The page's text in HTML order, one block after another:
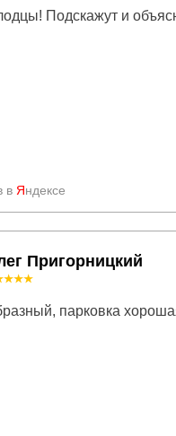
Пригорницкий
в Яндексе
Подскажут и
парковка